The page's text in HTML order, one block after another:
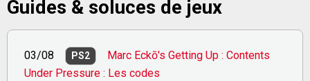
Guides & soluces de jeux
03/08 PS2
Marc Eckō's Getting Up : Contents
Under Pressure : Les codes